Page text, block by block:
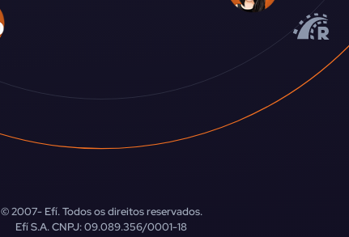
© 2007-Efí. Todos os direitos reservados.
Efí S.A. CNPJ: 09.089.356/0001-18